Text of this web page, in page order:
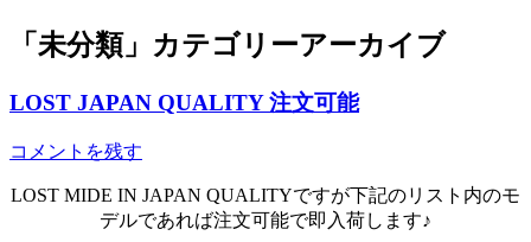
「 未分類」カテゴリーアーカイブ
LOST JAPAN QUALITY 注文可能
コメントを残す
LOST MIDE IN JAPAN QUALITYですが下記のリスト内のモ
デルであれば注文可能で即入荷します♪